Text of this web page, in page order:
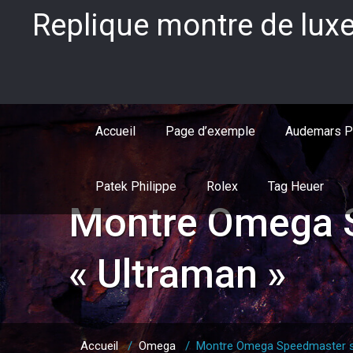
contentReplique montre de
Accueil Page d’exemple Audemars
Patek Philippe Rolex Tag Heuer
Montre Omega
« Ultraman »
Accueil/Omega / Montre Omega Speedmaster